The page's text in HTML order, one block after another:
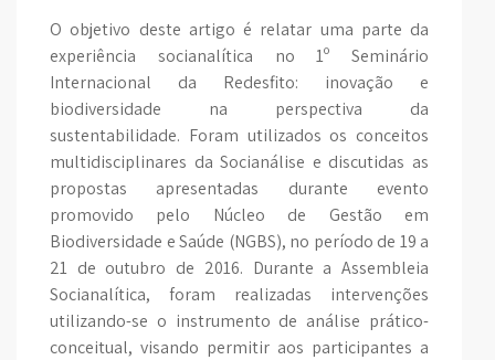
O objetivo deste artigo é relatar uma parte da
experiência socianalítica no 1º Seminário
Internacional da Redesfito: inovação e
biodiversidade na perspectiva da
sustentabilidade. Foram utilizados os conceitos
multidisciplinares da Socianálise e discutidas as
propostas apresentadas durante evento
promovido pelo Núcleo de Gestão em
Biodiversidade e Saúde (NGBS), no período de 19 a
21 de outubro de 2016. Durante a Assembleia
Socianalítica, foram realizadas intervenções
utilizando-se o instrumento de análise prático-
conceitual, visando permitir aos participantes a